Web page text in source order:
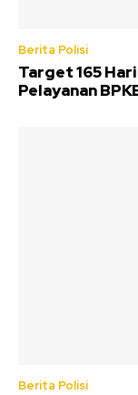
Berita Polisi
Target 165
Pelayanan
Berita Polisi